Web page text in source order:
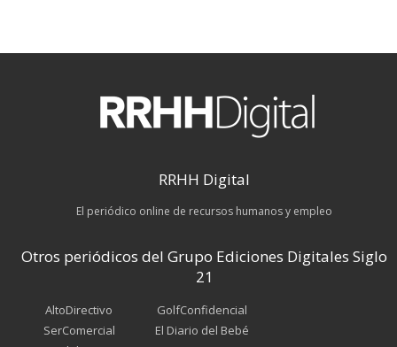
RRHH Digital
El periódico online de recursos humanos y empleo
Otros periódicos del Grupo Ediciones Digitales Siglo
21
AltoDirectivo
SerComercial
GolfConfidencial
El Diario del Bebé